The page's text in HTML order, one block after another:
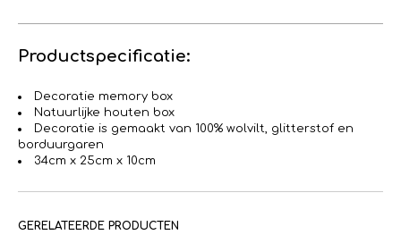
Productspecificatie:
Decoratie memory box
Natuurlijke houten box
Decoratie is gemaakt van 100% wolvilt, glitterstof en
borduurgaren
34cm x 25cm x 10cm
GERELATEERDE PRODUCTEN